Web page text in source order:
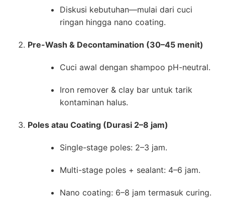
Diskusi kebutuhan—mulai dari cuci
ringan hingga nano coating.
Pre-Wash & Decontamination (30–45 menit)
Cuci awal dengan shampoo pH-neutral.
Iron remover & clay bar untuk tarik
kontaminan halus.
Poles atau Coating (Durasi 2–8 jam)
Single-stage poles: 2–3 jam.
Multi-stage poles + sealant: 4–6 jam.
Nano coating: 6–8 jam termasuk curing.